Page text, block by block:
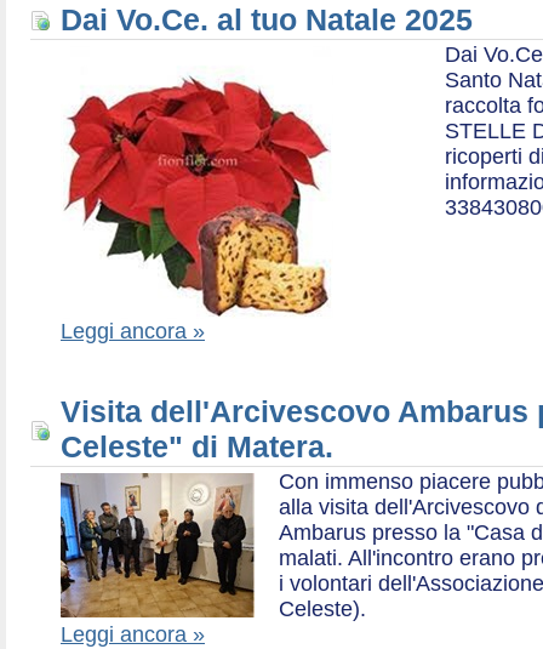
Dai Vo.Ce. al tuo Natale 2025
Dai
Santo
raccolta
STELLE
ricoperti
Leggi ancora »
Visita dell'Arcivescovo Ambarus
Celeste" di Matera.
Con immenso piacere
alla visita dell'Arcivescovo
Ambarus presso la "Casa
malati. All'incontro erano
i volontari
Celeste).
Leggi ancora »